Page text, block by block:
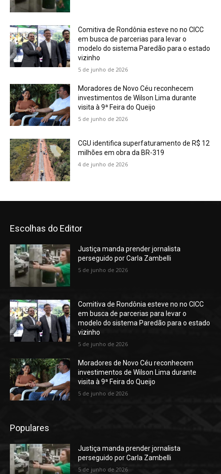
Comitiva de Rondônia esteve no no CICC
em busca de parcerias para levar o
modelo do sistema Paredão para o estado
vizinho
5 de junho de 2026
Moradores de Novo Céu reconhecem
investimentos de Wilson Lima durante
visita à 9ª Feira do Queijo
5 de junho de 2026
CGU identifica superfaturamento de R$ 12
milhões em obra da BR-319
4 de junho de 2026
Escolhas do Editor
Justiça manda prender jornalista
perseguido por Carla Zambelli
5 de junho de 2026
Comitiva de Rondônia esteve no no CICC
em busca de parcerias para levar o
modelo do sistema Paredão para o estado
vizinho
5 de junho de 2026
Moradores de Novo Céu reconhecem
investimentos de Wilson Lima durante
visita à 9ª Feira do Queijo
5 de junho de 2026
Populares
Justiça manda prender jornalista
perseguido por Carla Zambelli
5 de junho de 2026